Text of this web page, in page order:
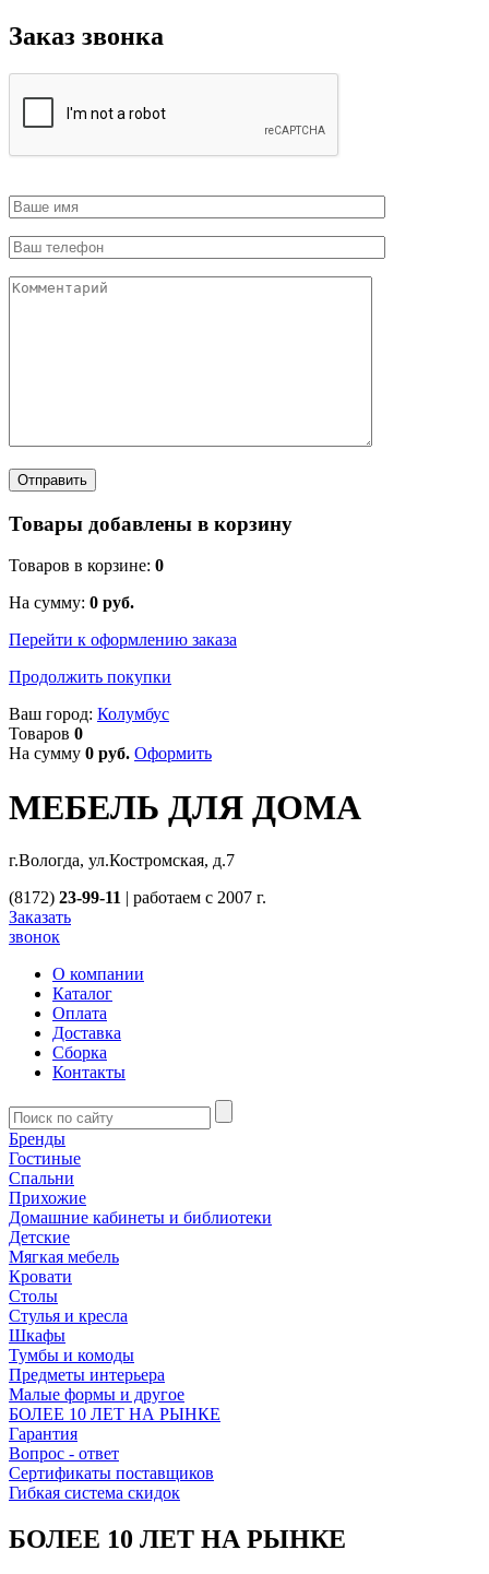
Заказ звонка
Товары добавлены в корзину
Товаров в корзине: 0
На сумму: 0 руб.
Перейти к оформлению заказа
Продолжить покупки
Ваш город: Колумбус
Товаров 0
На сумму 0 руб. Оформить
МЕБЕЛЬ ДЛЯ ДОМА
г.Вологда, ул.Костромская, д.7
(8172) 23-99-11 | работаем с 2007 г.
Заказать
звонок
О компании
Каталог
Оплата
Доставка
Сборка
Контакты
Бренды
Гостиные
Спальни
Прихожие
Домашние кабинеты и библиотеки
Детские
Мягкая мебель
Кровати
Столы
Стулья и кресла
Шкафы
Тумбы и комоды
Предметы интерьера
Малые формы и другое
БОЛЕЕ 10 ЛЕТ НА РЫНКЕ
Гарантия
Вопрос - ответ
Сертификаты поставщиков
Гибкая система скидок
БОЛЕЕ 10 ЛЕТ НА РЫНКЕ